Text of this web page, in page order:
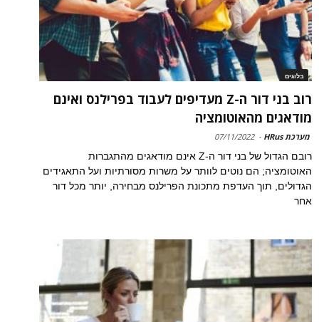
בלוגים
רוב בני דור ה-Z מעדיפים לעבוד בפרילנס ואינם
מודאגים מהאוטומציה
מערכת HRus -
07/11/2022
רובם הגדול של בני דור ה-Z אינם מודאגים מהתגברות
האוטומציה; הם נוטים לוותר על משרות מסורתיות ועל התאגידים
הגדולים, תוך העדפת מתכונת הפרילנס מבחירה, יותר מכל דור
אחר